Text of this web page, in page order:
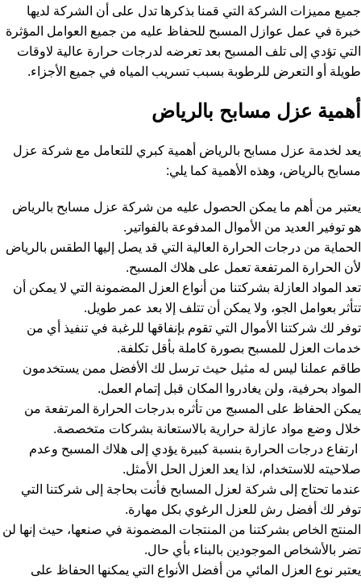
جميع مميزات الشركة التي قمنا بذكرها تدل على أن الشركة لديها
خبرة في عمل عوازل المسبح للحفاظ عليه من جميع العوامل المؤثرة
التي تؤدي إلى تلف المسبح بعد تعرضه لدرجات حرارة عالية لاوقات
طويلة أو التعرض للرطوبة بسبب تسريب المياه في جميع الأجزاء.
أهمية عزل مسابح بالرياض
يعد لخدمة عزل مسابح بالرياض أهمية كبري للتعامل مع شركة عزل
مسابح بالرياض، وهذه الأهمية كما يلي:
يعتبر من أهم ما يمكن الحصول عليه من شركة عزل مسابح بالرياض
هو توفير العديد من الأموال المدفوعة بالفواتير.
الحماية من درجات الحرارة العالية التي قد يصل إليها الطقس بالرياض
لأن الحرارة المرتفعة تعمل على هلاك المسبح.
تعد المواد العازلة بشركتنا من أنواع العزل المضمونة التي لا يمكن أن
تتأثر بعوامل الجو، ولا يمكن أن تتلف إلا بعد عمر طويل.
توفر لك شركتنا الأموال التي تقوم بإنفاقها للرغبة في تنفيذ أي من
خدمات العزل للمسبح بصورة كاملة بأقل تكلفة.
طاقم عملنا ليس له مثيل حيث ترسل لك الأفضل ممن يستخدمون
المواد بحرفية، ولن يغادروا المكان قبل إتمام العمل.
يمكن الحفاظ على المسبج من تأثره بدرجات الحرارة المرتفعة من
خلال وضع مواد عازلة حرارية بالاستعانة بشركات متخصصة.
ارتفاع درجات الحرارة بنسبة كبيرة يؤدي إلى هلاك المسبح وعدم
صلاحيته للاستخدام، لذا يعد العزل الحل الأمثل.
عندما تحتاج إلى شركة لعزل المسابح فأنت بحاجة إلى شركتنا التي
توفر لك أفضل رش للعزل الرغوي بكل مهارة.
المنتج الخاص بشركتنا من المنتجات المضمونة في صنعها، حيث إنها لن
تضر بالأشخاص الموجودين بالبناء بأي حال.
يعتبر نوع العزل المائي من أفضل الأنواع التي يمكنها الحفاظ على